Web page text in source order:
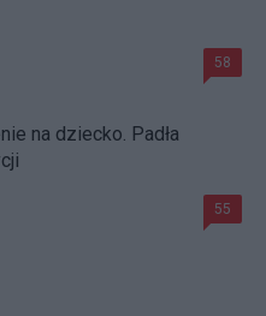
58
na dziecko. Padła
55